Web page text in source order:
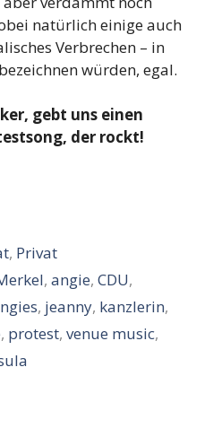
natürlich einige auch
Verbrechen – in
würden, egal.
gebt uns einen
der rockt!
, Privat
,angie,CDU,
, jeanny, kanzlerin,
, protest, venue music,